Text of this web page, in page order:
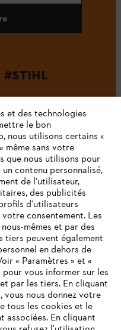
#STIHL
INTERNET
et des technologies
le bon
nous utilisons certains «
même sans votre
que nous utilisons pour
contenu personnalisé,
de l'utilisateur,
des publicités
d'utilisateurs
consentement. Les
mêmes et par des
tiers peuvent également
en dehors de
« Paramètres » et «
vous informer sur les
par les tiers. En cliquant
vous nous donnez votre
tous les cookies et le
associées. En cliquant